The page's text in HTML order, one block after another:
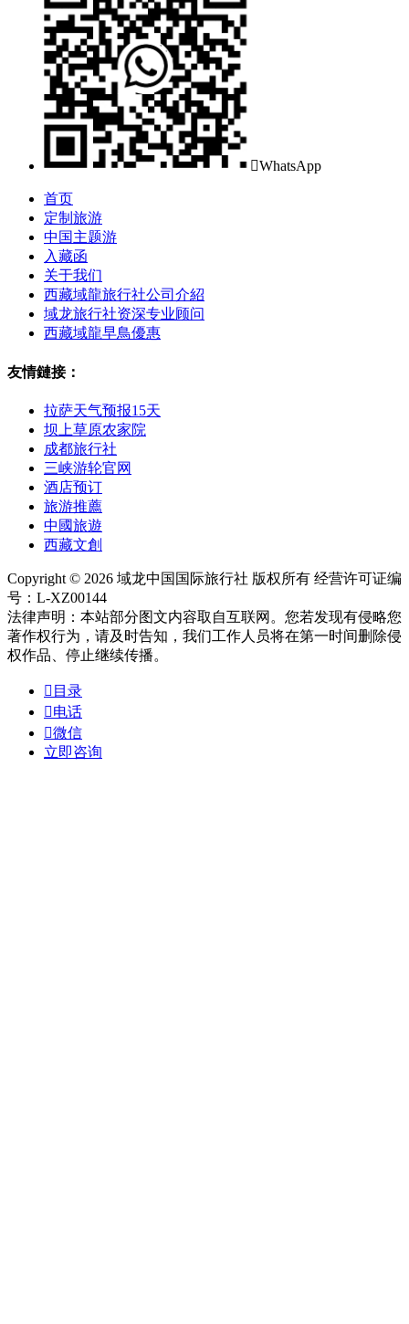
WhatsApp
首页
定制旅游
中国主题游
入藏函
关于我们
西藏域龍旅行社公司介紹
域龙旅行社资深专业顾问
西藏域龍早鳥優惠
友情鏈接：
拉萨天气预报15天
坝上草原农家院
成都旅行社
三峡游轮官网
酒店预订
旅游推薦
中國旅遊
西藏文創
Copyright © 2026 域龙中国国际旅行社 版权所有 经营许可证编
号：L-XZ00144
法律声明：本站部分图文内容取自互联网。您若发现有侵略您
著作权行为，请及时告知，我们工作人员将在第一时间删除侵
权作品、停止继续传播。
 目录
电话
微信
立即咨询